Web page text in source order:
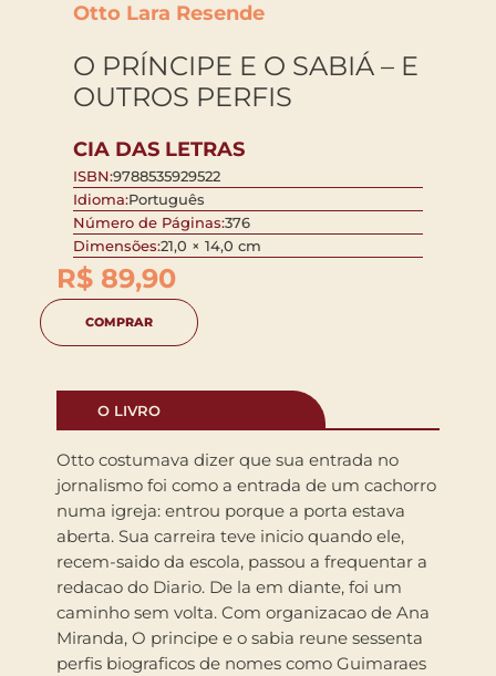
Otto Lara Resende
O PRÍNCIPE E O SABIÁ – E
OUTROS PERFIS
CIA DAS LETRAS
ISBN:9788535929522
Idioma:Português
Número de Páginas:376
Dimensões:21,0 × 14,0 cm
R$ 89,90
COMPRAR
O LIVRO
Otto costumava dizer que sua entrada no
jornalismo foi como a entrada de um cachorro
numa igreja: entrou porque a porta estava
aberta. Sua carreira teve inicio quando ele,
recem-saido da escola, passou a frequentar a
redacao do Diario. De la em diante, foi um
caminho sem volta. Com organizacao de Ana
Miranda, O principe e o sabia reune sessenta
perfis biograficos de nomes como Guimaraes